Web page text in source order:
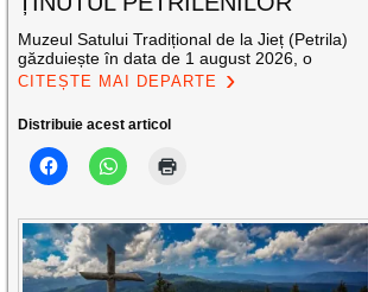
Muzeul Satului Tradițional de la Jieț (Petrila)
găzduiește în data de 1 august 2026, o
CITEȘTE MAI DEPARTE
Distribuie acest articol